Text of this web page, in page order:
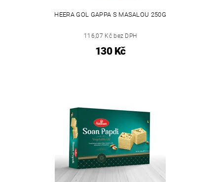
HEERA GOL GAPPA S MASALOU 250G
116,07 Kč bez DPH
130 Kč